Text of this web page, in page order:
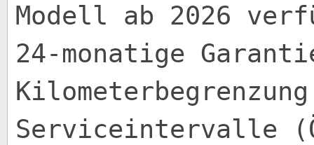
Modell ab 2026
24-monatige
Serviceintervalle